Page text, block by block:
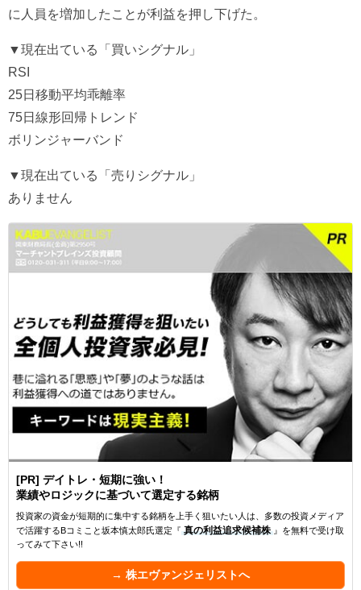
に人員を増加したことが利益を押し下げた。
▼現在出ている「買いシグナル」
RSI
25日移動平均乖離率
75日線形回帰トレンド
ボリンジャーバンド
▼現在出ている「売りシグナル」
ありません
[PR] デイトレ・短期に強い！
業績やロジックに基づいて選定する銘柄
投資家の資金が短期的に集中する銘柄を上手く狙いたい人は、多数の投資メディア
で活躍するBコミこと坂本慎太郎氏選定『 真の利益追求候補株 』を無料で受け取
ってみて下さい!!
→ 株エヴァンジェリストへ